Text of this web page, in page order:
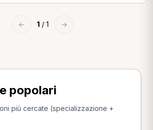
← 1 / 1 →
popolari
più cercate (specializzazione +